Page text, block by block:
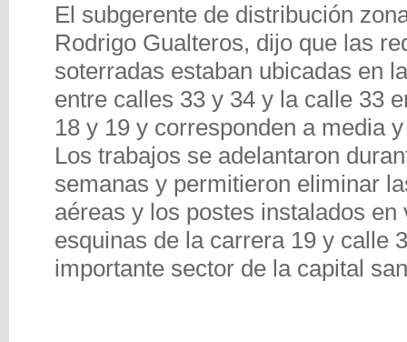
El subgerente de distribución
Rodrigo Gualteros, dijo que las
soterradas estaban ubicadas en
entre calles 33 y 34 y la calle 33
18 y 19 y corresponden a media
Los trabajos se adelantaron
semanas y permitieron eliminar
aéreas y los postes instalados en
esquinas de la carrera 19 y calle
importante sector de la capital